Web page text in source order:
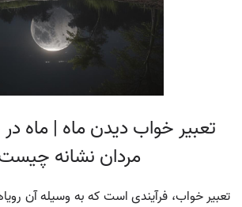
تعبیر خواب دیدن ماه | ماه
مردان نشانه
تعبیر خواب، فرآیندی است که به وسیله آن